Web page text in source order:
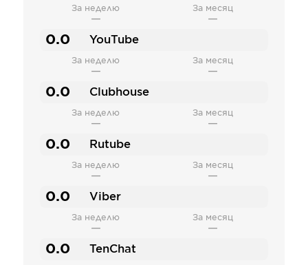
За неделю
—
За месяц
—
0.0 YouTube
За неделю
—
За месяц
—
0.0 Clubhouse
За неделю
—
За месяц
—
0.0 Rutube
За неделю
—
За месяц
—
0.0 Viber
За неделю
—
За месяц
—
0.0 TenChat